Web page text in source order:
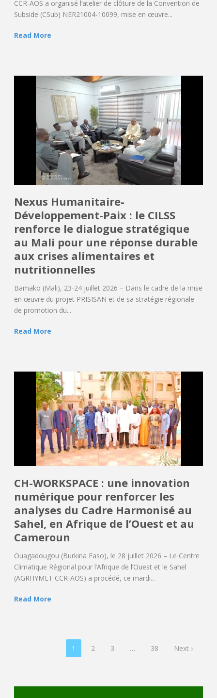
CCR-AOS a organisé l’atelier de clôture de la Convention de
Subside (CSub) NER21004-10099, mise en œuvre...
Read More
Nexus Humanitaire-
Développement-Paix : le CILSS
renforce le dialogue stratégique
au Mali pour une réponse durable
aux crises alimentaires et
nutritionnelles
Bamako (Mali), 23-24 juillet 2026 – Dans le cadre de la mise
en œuvre du projet PRISISAN et de sa stratégie régionale
de promotion du...
Read More
CH-WORKSPACE : une innovation
numérique pour renforcer les
analyses du Cadre Harmonisé au
Sahel, en Afrique de l’Ouest et au
Cameroun
Ouagadougou (Burkina Faso), le 28 juillet 2026 – Le Centre
Climatique Régional pour l’Afrique de l’Ouest et le Sahel
(AGRHYMET CCR-AOS) a procédé, ce mardi...
Read More
1 2 3 … 38 Next ›